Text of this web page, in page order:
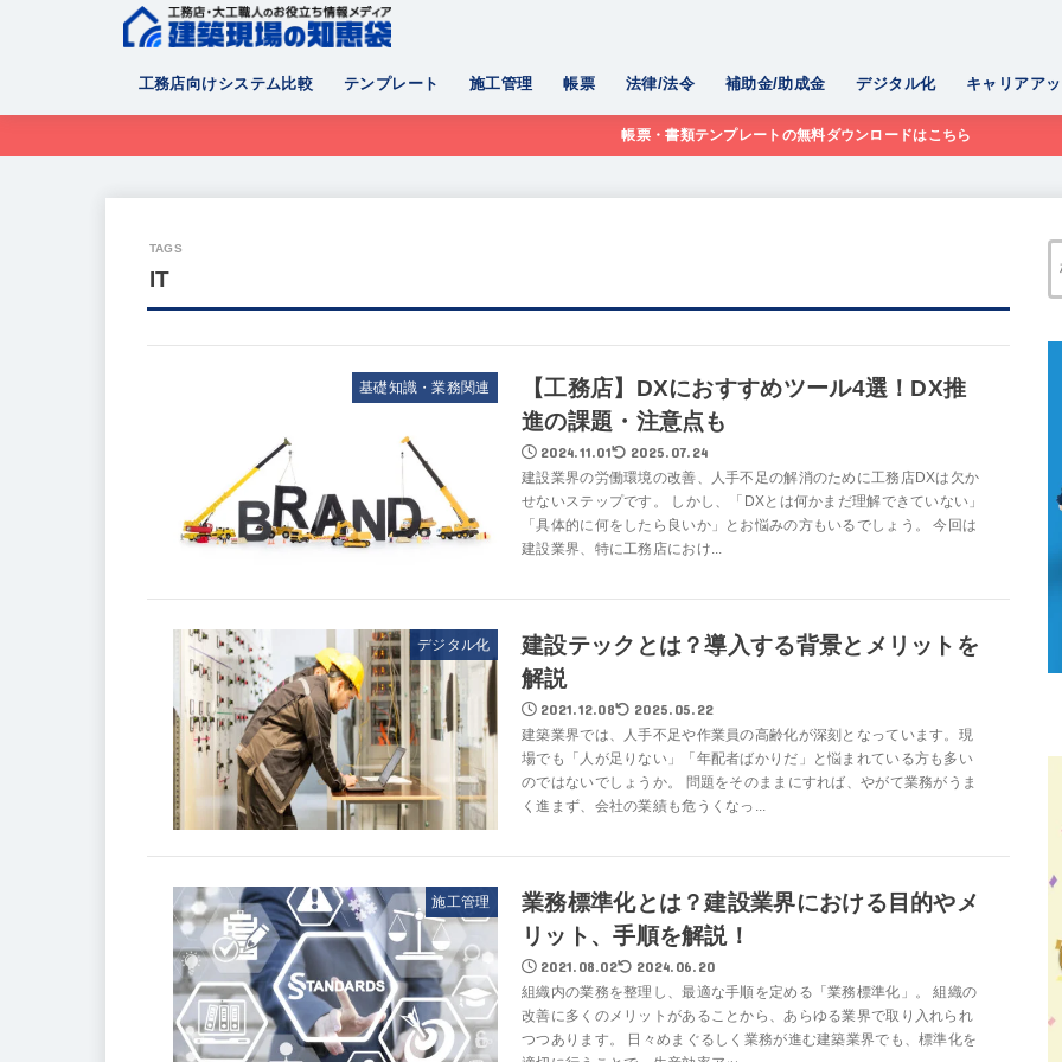
工務店向けシステム比較 テンプレート 施工管理 帳票 法律/法令 補助金/助成金 デジタル化 キャリアア
帳票・書類テンプレートの無料ダウンロードはこちら
IT
基礎知識・業務関連
【工務店】DXにおすすめツール4選！DX推
進の課題・注意点も
2024.11.01 2025.07.24
建設業界の労働環境の改善、人手不足の解消のために工務店DXは欠か
せないステップです。 しかし、「DXとは何かまだ理解できていない」
「具体的に何をしたら良いか」とお悩みの方もいるでしょう。 今回は
建設業界、特に工務店におけ...
デジタル化
建設テックとは？導入する背景とメリットを
解説
2021.12.08 2025.05.22
建築業界では、人手不足や作業員の高齢化が深刻となっています。現
場でも「人が足りない」「年配者ばかりだ」と悩まれている方も多い
のではないでしょうか。 問題をそのままにすれば、やがて業務がうま
く進まず、会社の業績も危うくなっ...
施工管理
業務標準化とは？建設業界における目的やメ
リット、手順を解説！
2021.08.02 2024.06.20
組織内の業務を整理し、最適な手順を定める「業務標準化」。 組織の
改善に多くのメリットがあることから、あらゆる業界で取り入れられ
つつあります。 日々めまぐるしく業務が進む建築業界でも、標準化を